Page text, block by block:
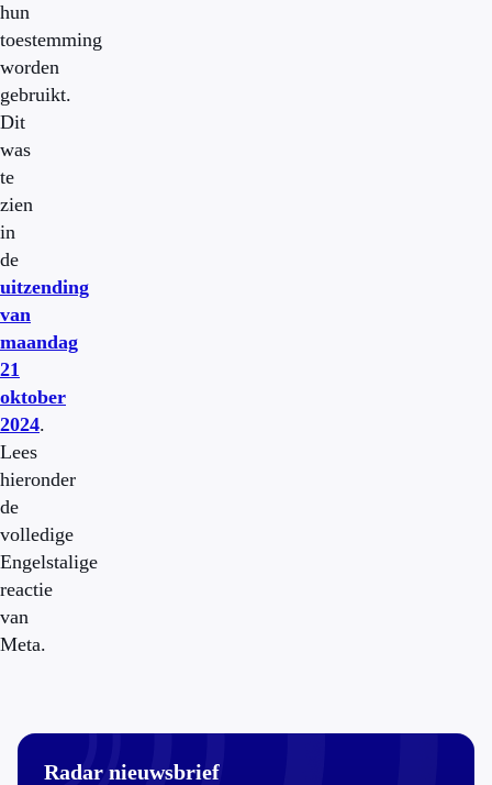
hun
toestemming
worden
gebruikt.
Dit
was
te
zien
in
de
uitzending
van
maandag
21
oktober
2024.
Lees
hieronder
de
volledige
Engelstalige
reactie
van
Meta.
Radar nieuwsbrief